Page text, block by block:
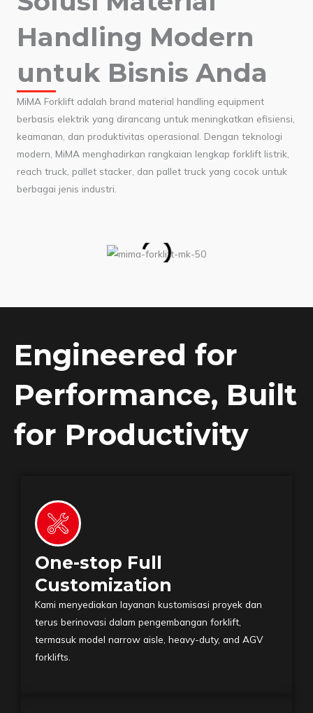
Handling Modern
untuk Bisnis Anda
MiMA Forklift adalah brand material handling equipment
berbasis elektrik yang dirancang untuk meningkatkan efisiensi,
keamanan, dan produktivitas operasional. Dengan teknologi
modern, MiMA menghadirkan rangkaian lengkap forklift listrik,
reach truck, pallet stacker, dan pallet truck yang cocok untuk
berbagai jenis industri.
Engineered for
Performance, Built
for Productivity
One-stop Full
Customization
Kami menyediakan layanan kustomisasi proyek dan
terus berinovasi dalam pengembangan forklift,
termasuk model narrow aisle, heavy-duty, and AGV
forklifts.